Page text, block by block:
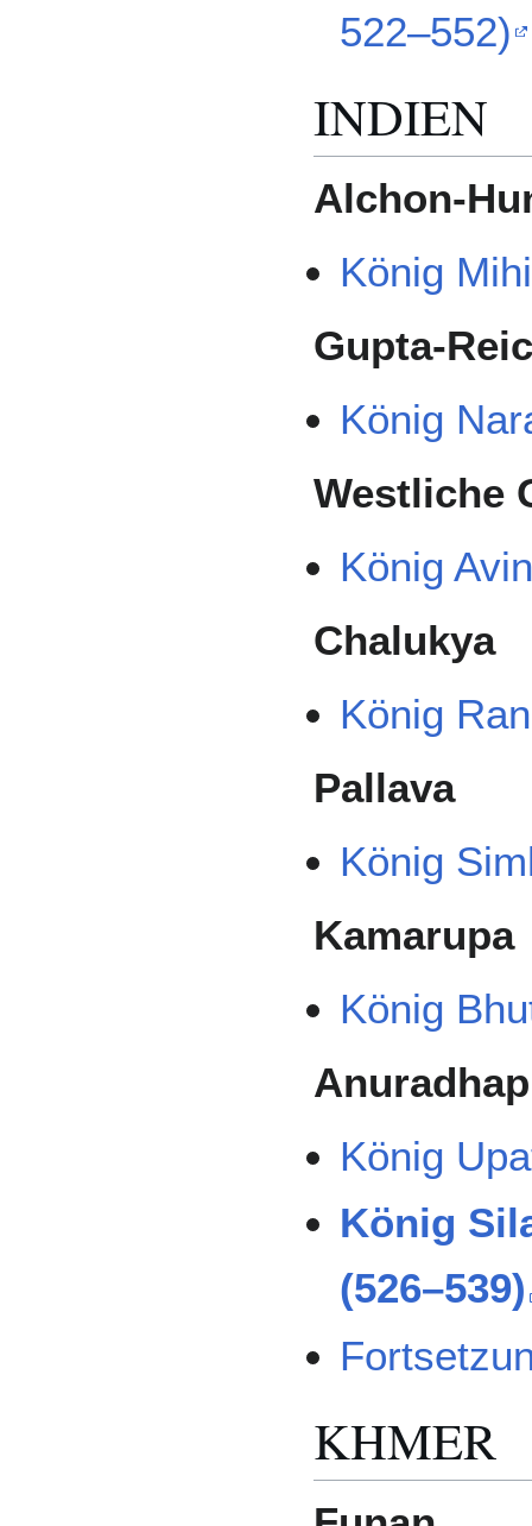
522–552)
INDIEN
Alchon-
König
Gupta-
König
Westliche
König
Chalukya
König
Pallava
König
Kamarupa
König
König
König
(526–539)
KHMER